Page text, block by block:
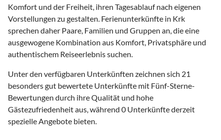
Komfort und der Freiheit, ihren Tagesablauf nach eigenen
Vorstellungen zu gestalten. Ferienunterkünfte in Krk
sprechen daher Paare, Familien und Gruppen an, die eine
ausgewogene Kombination aus Komfort, Privatsphäre und
authentischem Reiseerlebnis suchen.
Unter den verfügbaren Unterkünften zeichnen sich 21
besonders gut bewertete Unterkünfte mit Fünf-Sterne-
Bewertungen durch ihre Qualität und hohe
Gästezufriedenheit aus, während 0 Unterkünfte derzeit
spezielle Angebote bieten.